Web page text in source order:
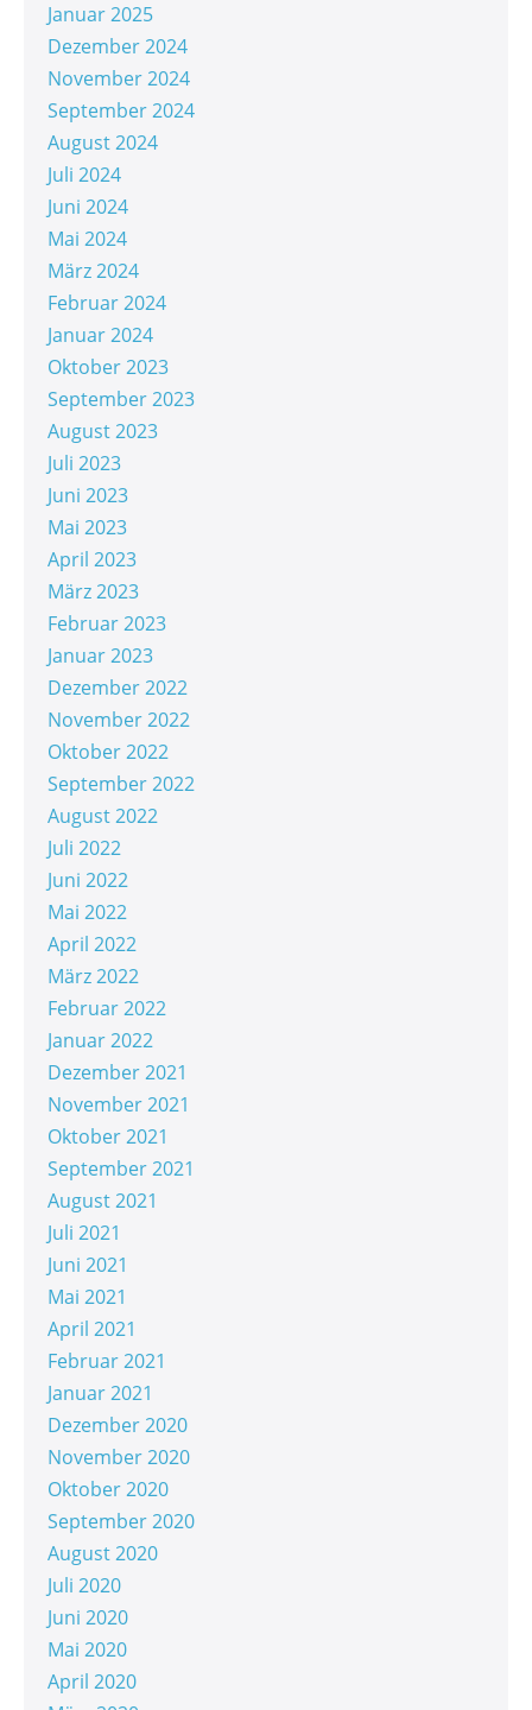
Januar 2025
Dezember 2024
November 2024
September 2024
August 2024
Juli 2024
Juni 2024
Mai 2024
März 2024
Februar 2024
Januar 2024
Oktober 2023
September 2023
August 2023
Juli 2023
Juni 2023
Mai 2023
April 2023
März 2023
Februar 2023
Januar 2023
Dezember 2022
November 2022
Oktober 2022
September 2022
August 2022
Juli 2022
Juni 2022
Mai 2022
April 2022
März 2022
Februar 2022
Januar 2022
Dezember 2021
November 2021
Oktober 2021
September 2021
August 2021
Juli 2021
Juni 2021
Mai 2021
April 2021
Februar 2021
Januar 2021
Dezember 2020
November 2020
Oktober 2020
September 2020
August 2020
Juli 2020
Juni 2020
Mai 2020
April 2020